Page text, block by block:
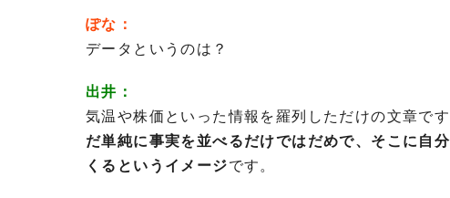
ぽな：
データというのは？
出井：
気温や株価といった情報を羅列しただけの文章で
だ単純に事実を並べるだけではだめで、そこに自
くるというイメージです。